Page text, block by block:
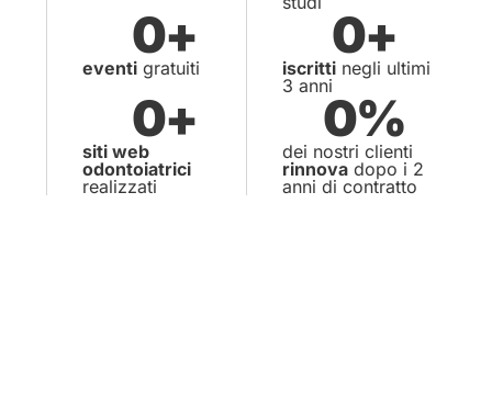
0+
eventi gratuiti
0+
iscritti negli ultimi
3 anni
0+
siti web
odontoiatrici
realizzati
0%
dei nostri clienti
rinnova dopo i 2
anni di contratto